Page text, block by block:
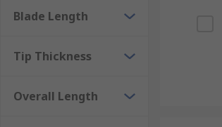
Blade Length
Tip Thickness
Overall Length